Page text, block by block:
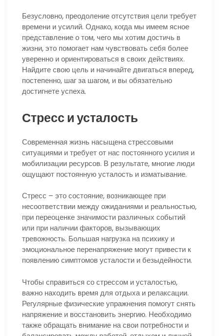
Безусловно, преодоление отсутствия цели требует
времени и усилий. Однако, когда мы имеем ясное
представление о том, чего мы хотим достичь в
жизни, это помогает нам чувствовать себя более
уверенно и ориентироваться в своих действиях.
Найдите свою цель и начинайте двигаться вперед,
постепенно, шаг за шагом, и вы обязательно
достигнете успеха.
Стресс и усталость
Современная жизнь насыщена стрессовыми
ситуациями и требует от нас постоянного усилия и
мобилизации ресурсов. В результате, многие люди
ощущают постоянную усталость и изматывание.
Стресс – это состояние, возникающее при
несоответствии между ожиданиями и реальностью,
при переоценке значимости различных событий
или при наличии факторов, вызывающих
тревожность. Большая нагрузка на психику и
эмоциональное перенапряжение могут привести к
появлению симптомов усталости и безыдейности.
Чтобы справиться со стрессом и усталостью,
важно находить время для отдыха и релаксации.
Регулярные физические упражнения помогут снять
напряжение и восстановить энергию. Необходимо
также обращать внимание на свои потребности и